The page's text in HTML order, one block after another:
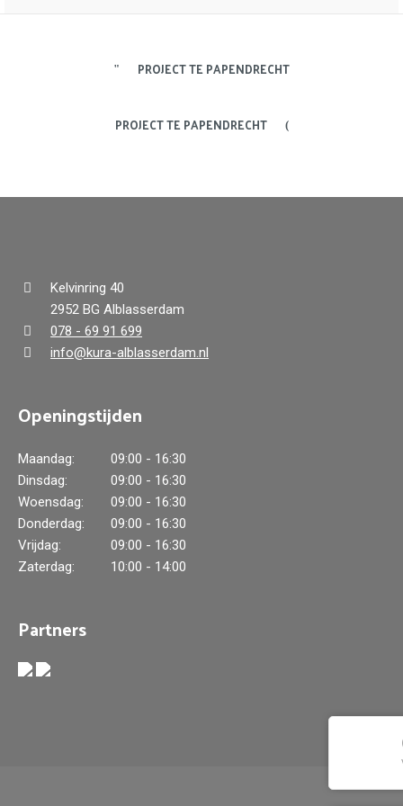
PROJECT TE PAPENDRECHT
PROJECT TE PAPENDRECHT
Kelvinring 40
2952 BG Alblasserdam
078 - 69 91 699
info@kura-alblasserdam.nl
Openingstijden
Maandag:
09:00 - 16:30
Dinsdag:
09:00 - 16:30
Woensdag:
09:00 - 16:30
Donderdag:
09:00 - 16:30
Vrijdag:
09:00 - 16:30
Zaterdag:
10:00 - 14:00
Partners